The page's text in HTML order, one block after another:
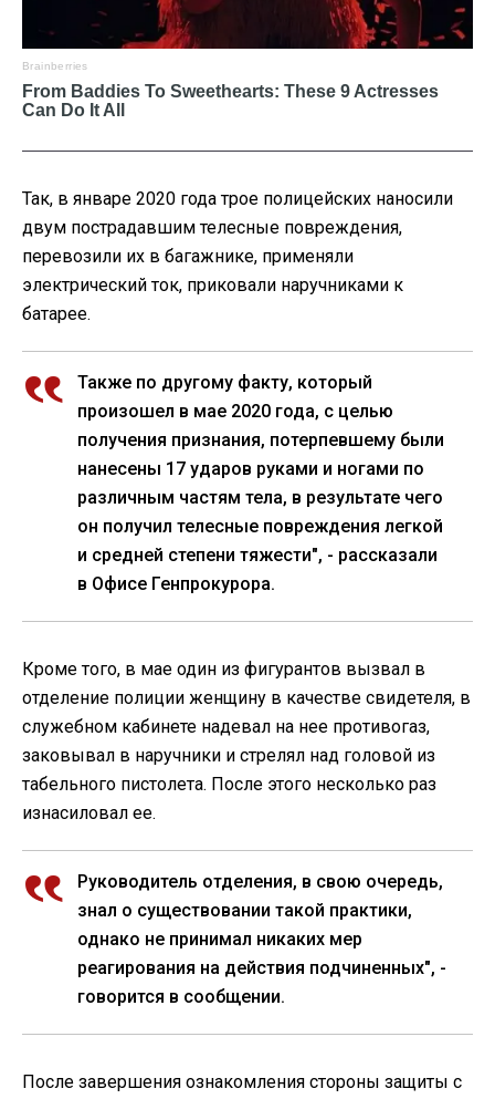
Так, в январе 2020 года трое полицейских наносили
двум пострадавшим телесные повреждения,
перевозили их в багажнике, применяли
электрический ток, приковали наручниками к
батарее.
Также по другому факту, который
произошел в мае 2020 года, с целью
получения признания, потерпевшему были
нанесены 17 ударов руками и ногами по
различным частям тела, в результате чего
он получил телесные повреждения легкой
и средней степени тяжести", - рассказали
в Офисе Генпрокурора.
Кроме того, в мае один из фигурантов вызвал в
отделение полиции женщину в качестве свидетеля, в
служебном кабинете надевал на нее противогаз,
заковывал в наручники и стрелял над головой из
табельного пистолета. После этого несколько раз
изнасиловал ее.
Руководитель отделения, в свою очередь,
знал о существовании такой практики,
однако не принимал никаких мер
реагирования на действия подчиненных", -
говорится в сообщении.
После завершения ознакомления стороны защиты с